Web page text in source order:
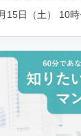
15日（土） 10